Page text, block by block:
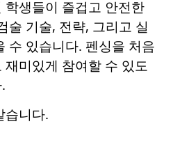
학생들이 즐겁고 안전한
술 기술, 전략, 그리고 실
수 있습니다. 펜싱을 처음
미있게 참여할 수 있도
습니다.